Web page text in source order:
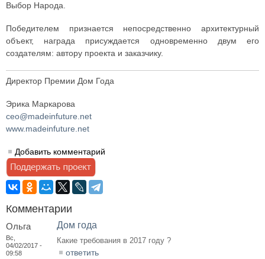
Выбор Народа.
Победителем признается непосредственно архитектурный
объект, награда присуждается одновременно двум его
создателям: автору проекта и заказчику.
Директор Премии Дом Года
Эрика Маркарова
ceo@madeinfuture.net
www.madeinfuture.net
Добавить комментарий
Комментарии
Ольга
Вс,
04/02/2017 -
09:58
Дом года
Какие требования в 2017 году ?
ответить